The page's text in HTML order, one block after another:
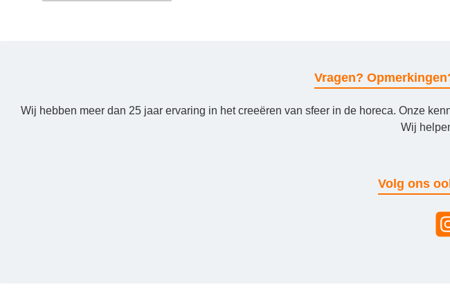
Vragen?
Wij hebben meer dan 25 jaar ervaring in het creeëren van sfeer in de horeca. Onze
Wij
Volg ons